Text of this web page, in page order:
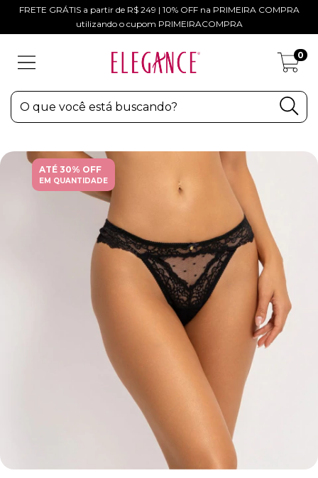
FRETE GRÁTIS a partir de R$ 249 | 10% OFF na PRIMEIRA COMPRA
utilizando o cupom PRIMEIRACOMPRA
0
ATÉ 30% OFF
EM QUANTIDADE